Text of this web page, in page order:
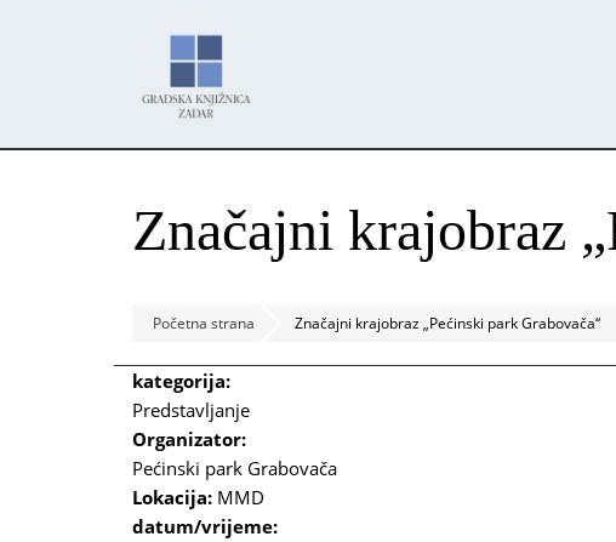
Značajni krajobraz
Početna strana Značajni krajobraz „Pećinski park Grabovača“
kategorija:
Predstavljanje
Organizator:
Pećinski park Grabovača
Lokacija: MMD
datum/vrijeme: